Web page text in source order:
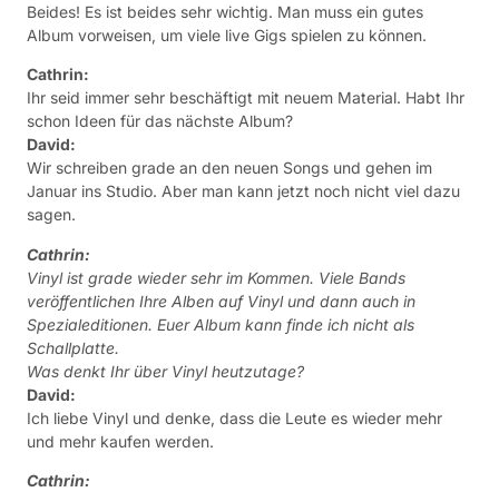
Beides! Es ist beides sehr wichtig. Man muss ein gutes
Album vorweisen, um viele live Gigs spielen zu können.
Cathrin:
Ihr seid immer sehr beschäftigt mit neuem Material. Habt Ihr
schon Ideen für das nächste Album?
David:
Wir schreiben grade an den neuen Songs und gehen im
Januar ins Studio. Aber man kann jetzt noch nicht viel dazu
sagen.
Cathrin:
Vinyl ist grade wieder sehr im Kommen. Viele Bands
veröffentlichen Ihre Alben auf Vinyl und dann auch in
Spezialeditionen. Euer Album kann finde ich nicht als
Schallplatte.
Was denkt Ihr über Vinyl heutzutage?
David:
Ich liebe Vinyl und denke, dass die Leute es wieder mehr
und mehr kaufen werden.
Cathrin: